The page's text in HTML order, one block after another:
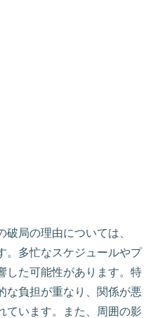
局の理由については、
。多忙なスケジュールやプ
した可能性があります。特
な負担が重なり、関係が悪
ています。また、周囲の影